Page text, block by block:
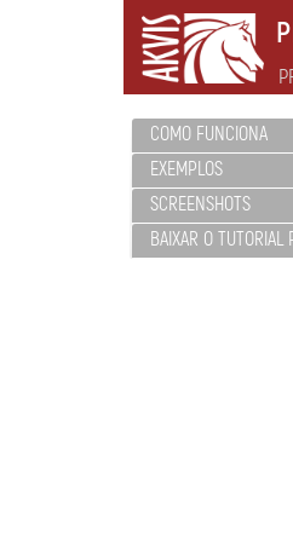
COMO FUNCIONA
EXEMPLOS
SCREENSHOTS
BAIXAR O TUTORIAL